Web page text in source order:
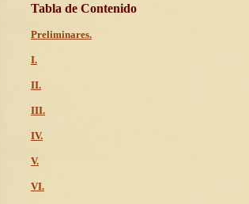
Tabla de Contenido
Preliminares.
I.
II.
III.
IV.
V.
VI.